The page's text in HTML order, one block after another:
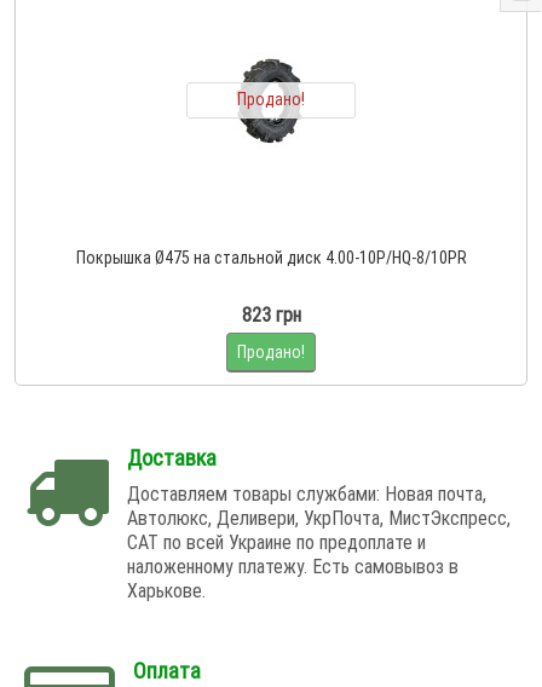
Продано!
Покрышка Ø475 на стальной диск 4.00-10P/HQ-8/10PR
823 грн
Продано!
Доставка
Доставляем товары службами: Новая почта,
Автолюкс, Деливери, УкрПочта, МистЭкспресс,
САТ по всей Украине по предоплате и
наложенному платежу. Есть самовывоз в
Харькове.
Оплата